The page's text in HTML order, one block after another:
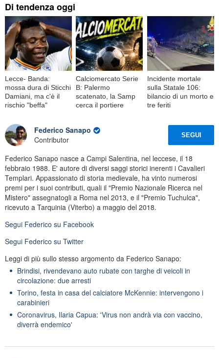
Di tendenza oggi
Lecce- Banda:
mossa dura di Sticchi
Damiani, ma c'è il
rischio "beffa"
Calciomercato Serie
B: Palermo
scatenato, la Samp
cerca il portiere
Incidente mortale
sulla Statale 106:
bilancio di un morto e
tre feriti
Federico Sanapo
Contributor
SEGUI
Federico Sanapo nasce a Campi Salentina, nel leccese, il 18
febbraio 1988. E' autore di diversi saggi storici inerenti i Cavalieri
Templari. Appassionato di storia medievale, ha vinto numerosi
premi per i suoi contributi, quali il "Premio Nazionale Ricerca nel
Mistero" assegnatogli a Roma nel 2013, e il "Premio Tuchulca",
ricevuto a Tarquinia (Viterbo) a maggio del 2018.
Segui Federico su Facebook
Segui Federico su Twitter
Leggi di più sullo stesso argomento da Federico Sanapo:
Brindisi, rivendevano auto rubate con targhe di veicoli in
circolazione: due arresti
Torino, festa in casa del calciatore McKennie: intervengono i
carabinieri
Coronavirus, Ilaria Capua: 'Virus non andrà via con vaccino,
diverrà endemico'